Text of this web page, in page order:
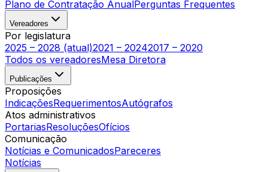
Plano de Contratação AnualPerguntas Frequentes
Vereadores
Por legislatura
2025 – 2028 (atual)2021 – 20242017 – 2020
Todos os vereadoresMesa Diretora
Publicações
Proposições
IndicaçõesRequerimentosAutógrafos
Atos administrativos
PortariasResoluçõesOfícios
Comunicação
Notícias e ComunicadosPareceres
Notícias